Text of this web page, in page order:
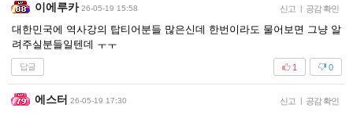
이에루카 26-05-19 15:58 신고 | 공감 확인
대한민국에 역사강의 탑티어분들 많은신데 한번이라도 물어보면 그냥 알
려주실분들일텐데 ㅜㅜ
답글 0
1
에스터 26-05-19 17:30 신고 | 공감 확인